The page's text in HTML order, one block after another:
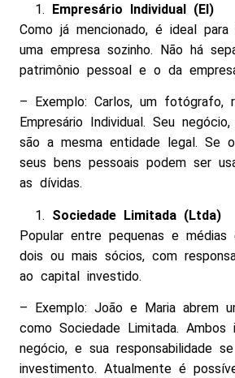
Empresário Individual (EI)
Como já mencionado, é ideal
uma empresa sozinho. Não há
patrimônio pessoal e o da
– Exemplo: Carlos, um fotógrafo,
Empresário Individual. Seu
são a mesma entidade legal. Se
seus bens pessoais podem ser
as dívidas.
Sociedade Limitada (Ltda)
Popular entre pequenas e médias
dois ou mais sócios, com
ao capital investido.
– Exemplo: João e Maria abrem
como Sociedade Limitada. Ambos
negócio, e sua responsabilidade
investimento. Atualmente é